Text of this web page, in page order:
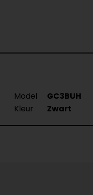
Model
GC3BUH
Kleur Zwart